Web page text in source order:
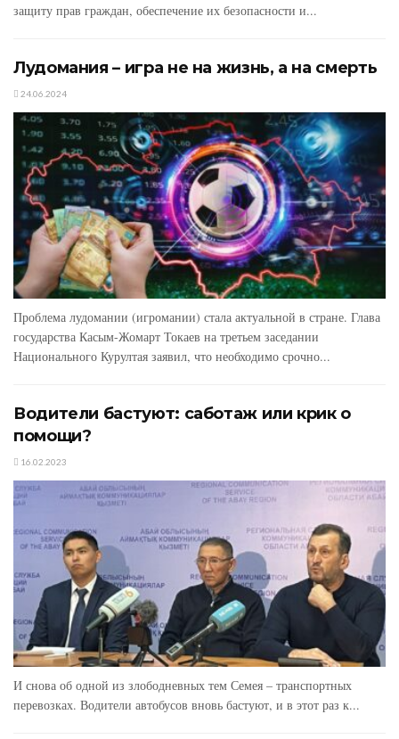
защиту прав граждан, обеспечение их безопасности и...
Лудомания – игра не на жизнь, а на смерть
24.06.2024
Проблема лудомании (игромании) стала актуальной в стране. Глава
государства Касым-Жомарт Токаев на третьем заседании
Национального Курултая заявил, что необходимо срочно...
Водители бастуют: саботаж или крик о
помощи?
16.02.2023
И снова об одной из злободневных тем Семея – транспортных
перевозках. Водители автобусов вновь бастуют, и в этот раз к...